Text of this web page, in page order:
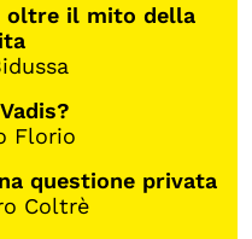
oltre il mito della
Florio
questione privata
Coltrè